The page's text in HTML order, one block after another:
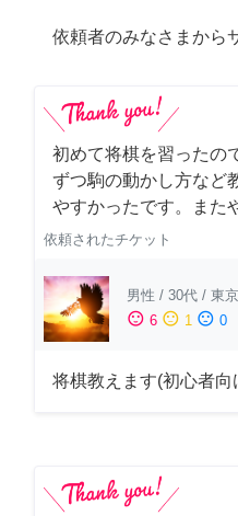
依頼者のみなさまから
初めて将棋を習ったの
ずつ駒の動かし方など
やすかったです。また
依頼されたチケット
男性 / 30代 / 東
sentiment_satisfied 6 sentiment_neutral 1 sentiment_dissatisfied 0
将棋教えます(初心者向